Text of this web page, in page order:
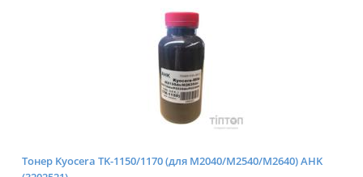
Тонер Kyocera TK-1150/1170 (для M2040/M2540/M2640) AHK